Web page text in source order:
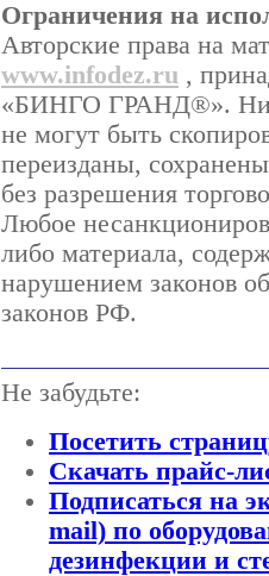
Ограничения на
Авторские права на
www.infodez.ru ,
«БИНГО ГРАНД®».
не могут быть
переизданы,
без разрешения
Любое
либо материала,
нарушением законов
законов РФ.
Не забудьте:
Посетить
Скачать прайс-
Подписаться на
mail) по
дезинфекции и